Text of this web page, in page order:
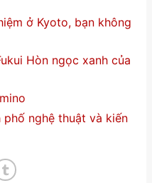
ở Kyoto, bạn không
Hòn ngọc xanh của
phố nghệ thuật và kiến